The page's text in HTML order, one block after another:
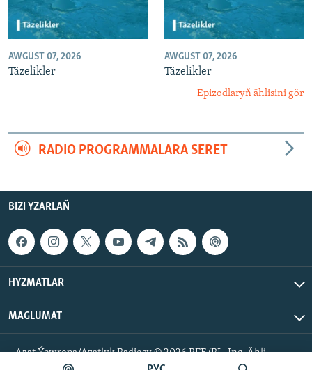
AWGUST 07, 2026
Täzelikler
AWGUST 07, 2026
Täzelikler
Epizodlaryň ählisini gör
RADIO PROGRAMMALARA SERET
BIZI YZARLAŇ
HYZMATLAR
MAGLUMAT
Azat Ýewropa/Azatlyk Radiosy © 2026 RFE/RL, Inc. Ähli
hukuklar goralan.